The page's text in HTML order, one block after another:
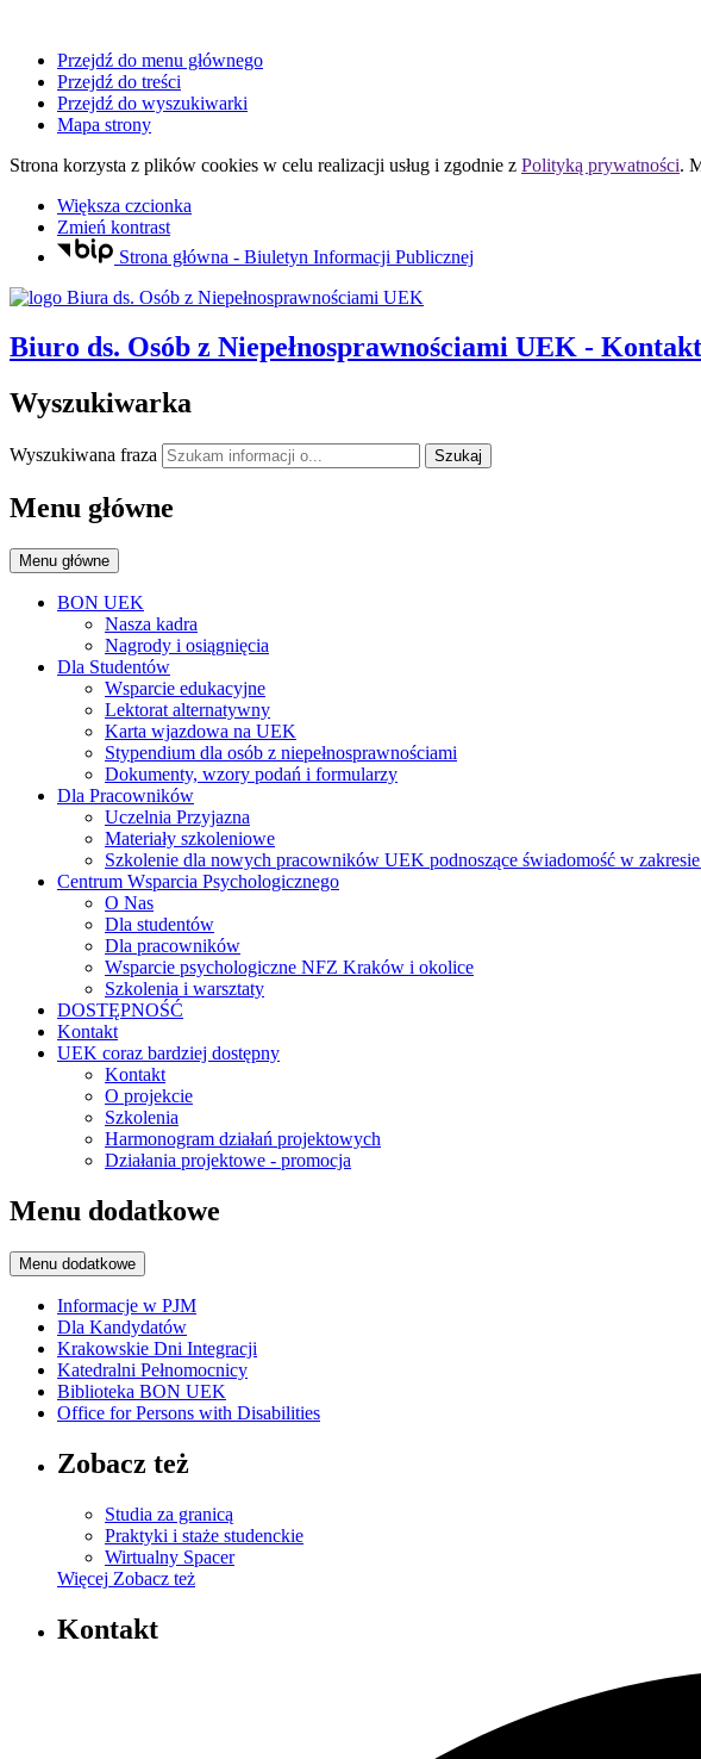
Przejdź do menu głównego
Przejdź do treści
Przejdź do wyszukiwarki
Mapa strony
Strona korzysta z plików cookies w celu realizacji usług i zgodnie z Polityką prywatności.
Większa czcionka
Zmień kontrast
Strona główna - Biuletyn Informacji Publicznej
Biuro ds. Osób z Niepełnosprawnościami UEK - Kontakt
Wyszukiwarka
Wyszukiwana fraza Szukaj
Menu główne
Menu główne
BON UEK
Nasza kadra
Nagrody i osiągnięcia
Dla Studentów
Wsparcie edukacyjne
Lektorat alternatywny
Karta wjazdowa na UEK
Stypendium dla osób z niepełnosprawnościami
Dokumenty, wzory podań i formularzy
Dla Pracowników
Uczelnia Przyjazna
Materiały szkoleniowe
Szkolenie dla nowych pracowników UEK podnoszące świadomość w zakresie
Centrum Wsparcia Psychologicznego
O Nas
Dla studentów
Dla pracowników
Wsparcie psychologiczne NFZ Kraków i okolice
Szkolenia i warsztaty
DOSTĘPNOŚĆ
Kontakt
UEK coraz bardziej dostępny
Kontakt
O projekcie
Szkolenia
Harmonogram działań projektowych
Działania projektowe - promocja
Menu dodatkowe
Menu dodatkowe
Informacje w PJM
Dla Kandydatów
Krakowskie Dni Integracji
Katedralni Pełnomocnicy
Biblioteka BON UEK
Office for Persons with Disabilities
Zobacz też
Studia za granicą
Praktyki i staże studenckie
Wirtualny Spacer
Więcej Zobacz też
Kontakt